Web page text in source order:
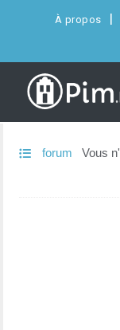
À propos
forum Vous